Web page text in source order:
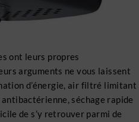
ont leurs propres
arguments ne vous laissent
d’énergie, air filtré limitant
séchage rapide
de s’y retrouver parmi de